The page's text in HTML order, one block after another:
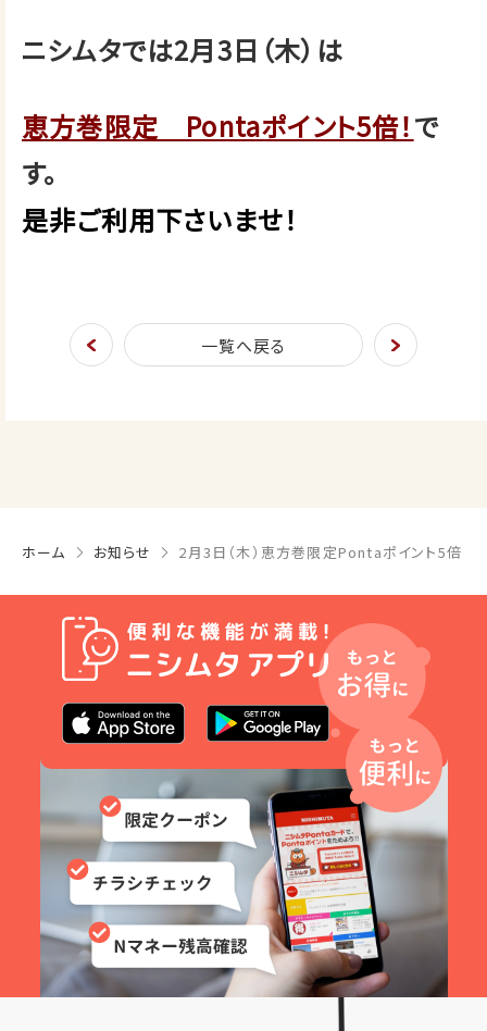
ニシムタでは2月3日（木）は
恵方巻限定 Pontaポイント5倍！で
す。
是非ご利用下さいませ！
一覧へ戻る
ホーム お知らせ 2月3日（木）恵方巻限定Pontaポイント5倍